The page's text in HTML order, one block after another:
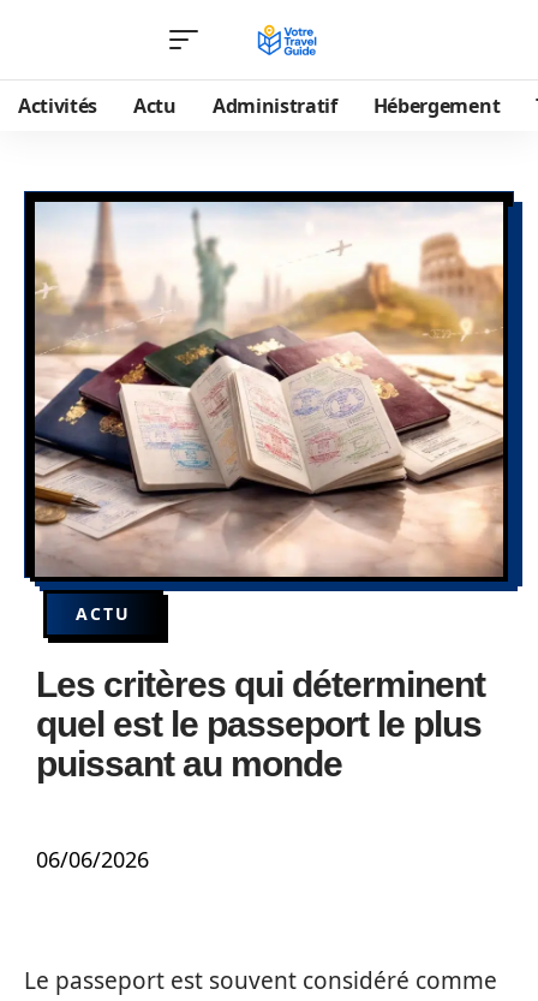
Activités Actu Administratif Hébergement
ACTU
Les critères qui déterminent
quel est le passeport le plus
puissant au monde
06/06/2026
Le passeport est souvent considéré comme